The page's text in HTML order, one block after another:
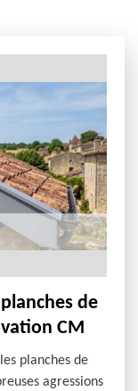
de
CM
planches de
agressions